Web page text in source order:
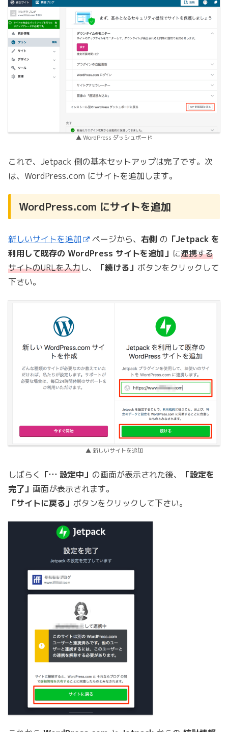
▲ WordPress ダッシュボード
これで、Jetpack 側の基本セットアップは完了です。次
は、WordPress.com にサイトを追加します。
WordPress.com にサイトを追加
新しいサイトを追加 ページから、 右側 の 「Jetpack を
利用して既存の WordPress サイトを追加」 に連携する
サイトのURLを入力し、 「続ける」 ボタンをクリックして
下さい。
▲ 新しいサイトを追加
しばらく 「… 設定中」 の画面が表示された後、
「設定を
完了」 画面が表示されます。
「サイトに戻る」 ボタンをクリックして下さい。